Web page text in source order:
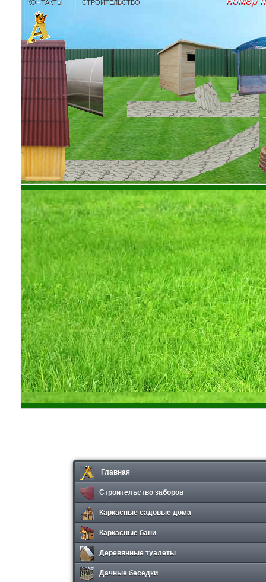
КОНТАКТЫ СТРОИТЕЛЬСТВО
Главная
Строительство заборов
Каркасные садовые дома
Каркасные бани
Деревянные туалеты
Дачные беседки